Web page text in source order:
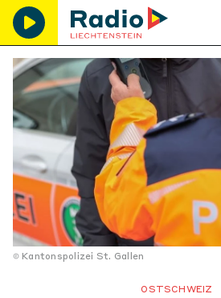
Kantonspolizei St. Gallen
OSTSCHWEIZ